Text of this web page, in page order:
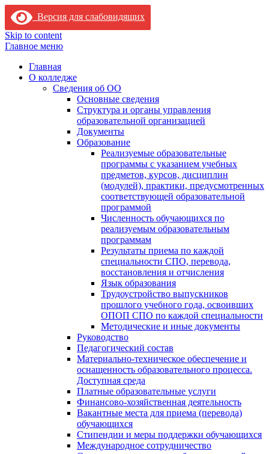
Версия для слабовидящих
Skip to content
Главное меню
Главная
О колледже
Сведения об ОО
Основные сведения
Структура и органы управления
образовательной организацией
Документы
Образование
Реализуемые образовательные
программы с указанием учебных
предметов, курсов, дисциплин
(модулей), практики, предусмотренных
соответствующей образовательной
программой
Численность обучающихся по
реализуемым образовательным
программам
Результаты приема по каждой
специальности СПО, перевода,
восстановления и отчисления
Язык образования
Трудоустройство выпускников
прошлого учебного года, освоивших
ОПОП СПО по каждой специальности
Методические и иные документы
Руководство
Педагогический состав
Материально-техническое обеспечение и
оснащенность образовательного процесса.
Доступная среда
Платные образовательные услуги
Финансово-хозяйственная деятельность
Вакантные места для приема (перевода)
обучающихся
Стипендии и меры поддержки обучающихся
Международное сотрудничество